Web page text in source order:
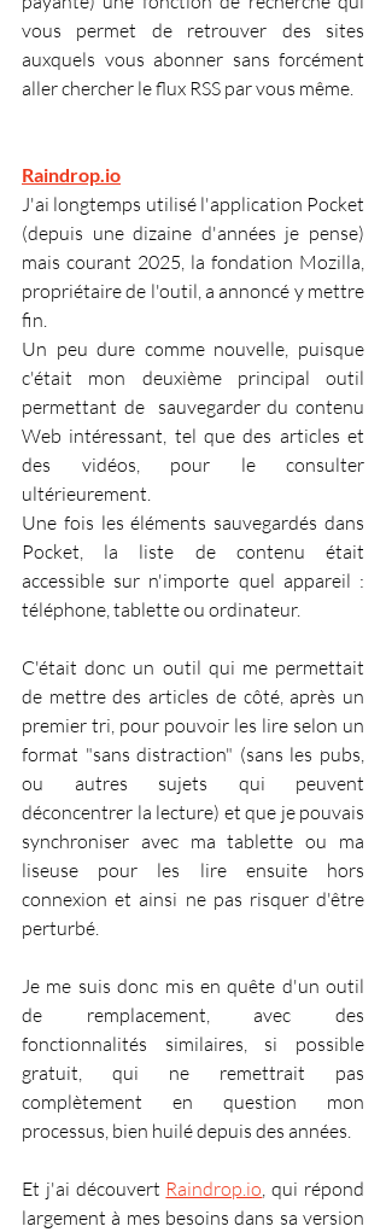
vous permet de retrouver des sites
auxquels vous abonner sans forcément
aller chercher le flux RSS par vous même.
Raindrop.io
J'ai longtemps utilisé l'application Pocket
(depuis une dizaine d'années je pense)
mais courant 2025, la fondation Mozilla,
propriétaire de l'outil, a annoncé y mettre
fin.
Un peu dure comme nouvelle, puisque
c'était mon deuxième principal outil
permettant de  sauvegarder du contenu
Web intéressant, tel que des articles et
des vidéos, pour le consulter
ultérieurement.
Une fois les éléments sauvegardés dans
Pocket, la liste de contenu était
accessible sur n'importe quel appareil :
téléphone, tablette ou ordinateur.
C'était donc un outil qui me permettait
de mettre des articles de côté, après un
premier tri, pour pouvoir les lire selon un
format "sans distraction" (sans les pubs,
ou autres sujets qui peuvent
déconcentrer la lecture) et que je pouvais
synchroniser avec ma tablette ou ma
liseuse pour les lire ensuite hors
connexion et ainsi ne pas risquer d'être
perturbé.
Je me suis donc mis en quête d'un outil
de remplacement, avec des
fonctionnalités similaires, si possible
gratuit, qui ne remettrait pas
complètement en question mon
processus, bien huilé depuis des années.
Et j'ai découvert Raindrop.io , qui répond
largement à mes besoins dans sa version